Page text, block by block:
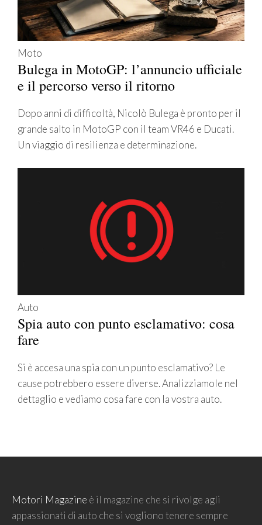
Moto
Bulega in MotoGP: l’annuncio ufficiale
e il percorso verso il ritorno
Dopo anni di difficoltà, Nicolò Bulega è pronto per il
grande salto in MotoGP con il team VR46 e Ducati.
Un viaggio di resilienza e determinazione.
Auto
Spia auto con punto esclamativo: cosa
fare
Si è accesa una spia con un punto esclamativo? Le
cause potrebbero essere diverse. Analizziamole nel
dettaglio e vediamo cosa fare con la vostra auto.
Motori Magazine è il magazine che si rivolge agli
appassionati di auto che si vogliono tenere sempre